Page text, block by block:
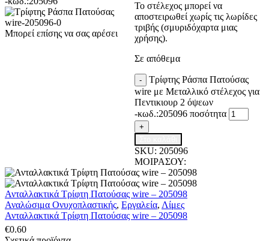
Το στέλεχος μπορεί να
αποστειρωθεί χωρίς τις λωρίδες
τριβής (σμυριδόχαρτα μιας
χρήσης).
Σε απόθεμα
-
Τρίφτης Ράσπα Πατούσας
wire με Μεταλλικό στέλεχος για
Πεντικιουρ 2 όψεων
-κωδ.:205096 ποσότητα
+
SKU: 205096
ΜΟΙΡΑΣΟΥ:
Μπορεί επίσης να σας αρέσει
Ανταλλακτικά Τρίφτη Πατούσας wire – 205098
Αναλώσιμα Ονυχοπλαστικής, Εργαλεία, Λίμες
Ανταλλακτικά Τρίφτη Πατούσας wire – 205098
€0.60